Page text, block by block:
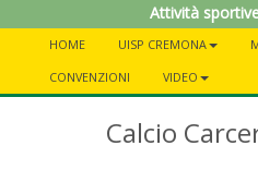
Attività
HOME UISP CREMONA
CONVENZIONI
VIDEO
Calcio